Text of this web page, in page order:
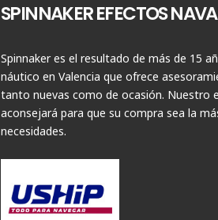
SPINNAKER EFECTOS
Spinnaker es el resultado de más de 15
náutico en Valencia que ofrece
tanto nuevas como de ocasión. Nuestro
aconsejará para que su compra sea la
necesidades.